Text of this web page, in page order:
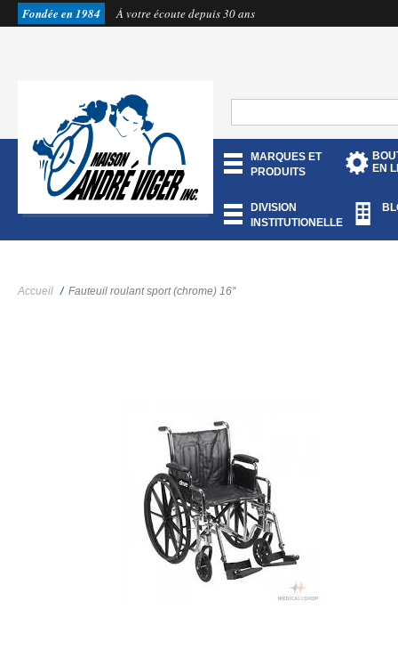
Fondée en 1984 À votre écoute depuis 30 ans
MARQUES ET
PRODUITS
EN
DIVISION
INSTITUTIONELLE
Accueil / Fauteuil roulant sport (chrome) 16''